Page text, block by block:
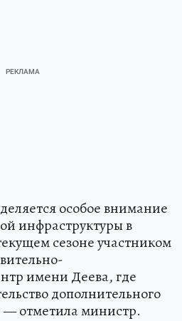
особое внимание
инфраструктуры в
сезоне участником
имени Деева, где
дополнительного
— отметила министр.